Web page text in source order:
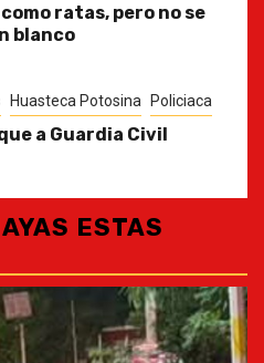
ratas, pero no se
blanco
Huasteca Potosina Policiaca
a Guardia Civil
ESTAS